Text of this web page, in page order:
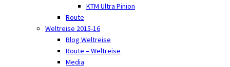
KTM Ultra Pinion
Route
Weltreise 2015-16
Blog Weltreise
Route – Weltreise
Media